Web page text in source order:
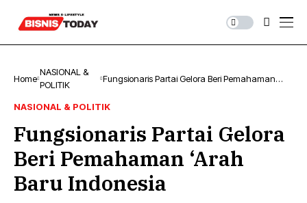
Home
NASIONAL &
POLITIK
Fungsionaris Partai Gelora Beri Pemahaman
NASIONAL & POLITIK
Fungsionaris Partai Gelora
Beri Pemahaman ‘Arah
Baru Indonesia